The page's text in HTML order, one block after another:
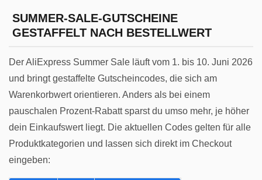
SUMMER-SALE-GUTSCHEINE
GESTAFFELT NACH BESTELLWERT
Der AliExpress Summer Sale läuft vom 1. bis 10. Juni 2026
und bringt gestaffelte Gutscheincodes, die sich am
Warenkorbwert orientieren. Anders als bei einem
pauschalen Prozent-Rabatt sparst du umso mehr, je höher
dein Einkaufswert liegt. Die aktuellen Codes gelten für alle
Produktkategorien und lassen sich direkt im Checkout
eingeben: